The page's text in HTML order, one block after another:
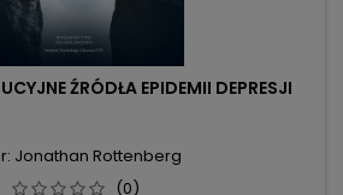
ŹRÓDŁA EPIDEMII DEPRESJI
Jonathan Rottenberg
(0)